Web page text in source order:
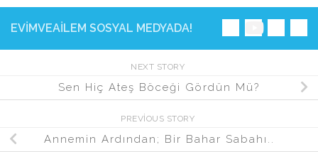
EVIMVEAILEM SOSYAL MEDYADA!
NEXT STORY
Sen Hiç Ateş Böceği Gördün Mü?
PREVIOUS STORY
Annemin Ardından; Bir Bahar Sabahı..